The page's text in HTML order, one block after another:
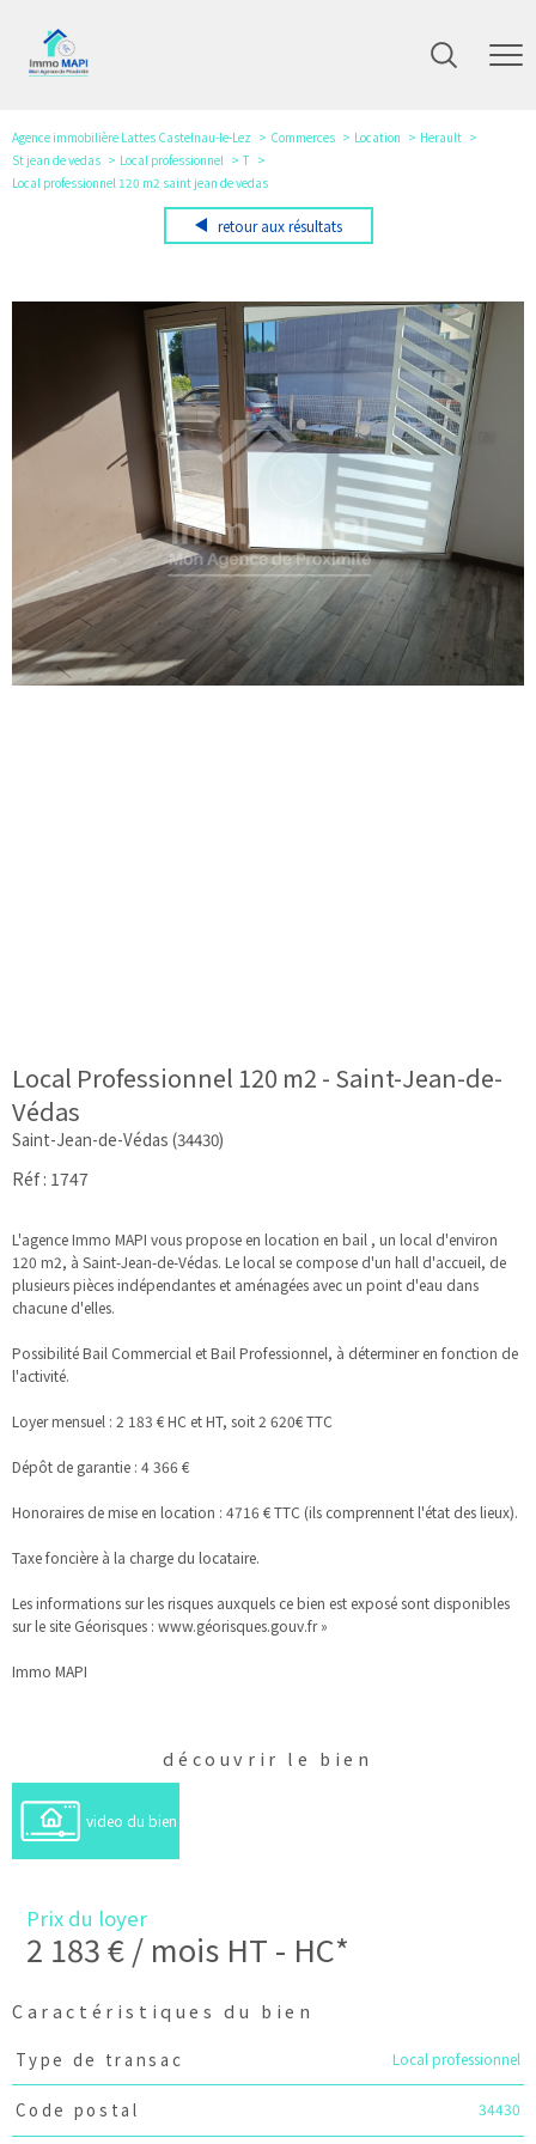
Agence immobilière Lattes Castelnau-le-Lez Commerces Location
Herault
St jean de vedas
Local professionnel
T
Local professionnel 120 m2 saint jean de vedas
retour aux résultats
Local Professionnel 120 m2 - Saint-Jean-de-
Védas
Saint-Jean-de-Védas (34430)
Réf : 1747
L'agence Immo MAPI vous propose en location en bail , un local d'environ
120 m2, à Saint-Jean-de-Védas. Le local se compose d'un hall d'accueil, de
plusieurs pièces indépendantes et aménagées avec un point d'eau dans
chacune d'elles.
Possibilité Bail Commercial et Bail Professionnel, à déterminer en fonction de
l'activité.
Loyer mensuel : 2 183 € HC et HT, soit 2 620€ TTC
Dépôt de garantie : 4 366 €
Honoraires de mise en location : 4716 € TTC (ils comprennent l'état des lieux).
Taxe foncière à la charge du locataire.
Les informations sur les risques auxquels ce bien est exposé sont disponibles
sur le site Géorisques : www.géorisques.gouv.fr »
Immo MAPI
découvrir le bien
video du bien
Prix du loyer
2 183 € / mois HT - HC*
Caractéristiques du bien
Caractéristiques Valeurs
Type de transac Local professionnel
Code postal 34430